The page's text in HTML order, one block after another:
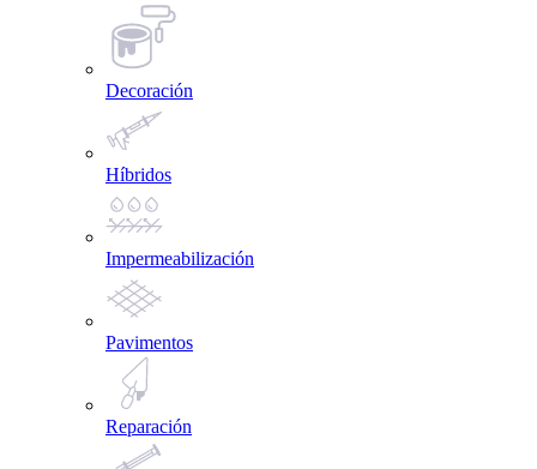
Decoración
Híbridos
Impermeabilización
Pavimentos
Reparación